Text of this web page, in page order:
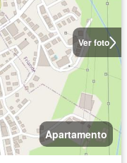
Ver foto
Apartamento